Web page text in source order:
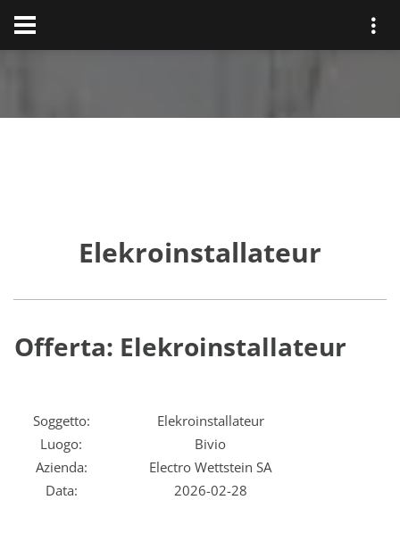
Elekroinstallateur
Offerta: Elekroinstallateur
Soggetto:
Elekroinstallateur
Luogo:
Bivio
Azienda:
Electro Wettstein SA
Data:
2026-02-28